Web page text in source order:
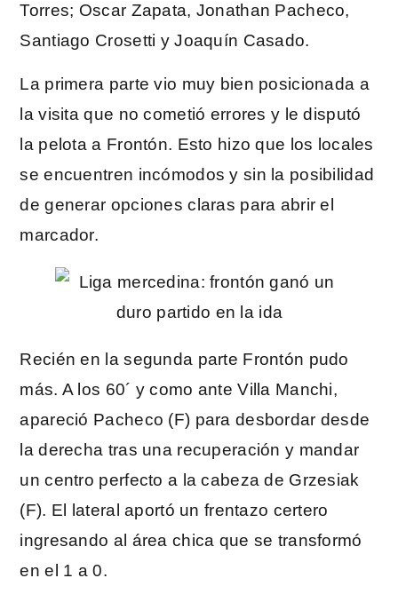
Torres; Oscar Zapata, Jonathan Pacheco,
Santiago Crosetti y Joaquín Casado.
La primera parte vio muy bien posicionada a
la visita que no cometió errores y le disputó
la pelota a Frontón. Esto hizo que los locales
se encuentren incómodos y sin la posibilidad
de generar opciones claras para abrir el
marcador.
Recién en la segunda parte Frontón pudo
más. A los 60´ y como ante Villa Manchi,
apareció Pacheco (F) para desbordar desde
la derecha tras una recuperación y mandar
un centro perfecto a la cabeza de Grzesiak
(F). El lateral aportó un frentazo certero
ingresando al área chica que se transformó
en el 1 a 0.